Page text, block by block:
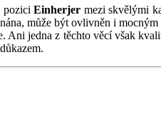
poziciEinherjer mezi skvělými
může být ovlivněn i
Ani jedna z těchto věcí však